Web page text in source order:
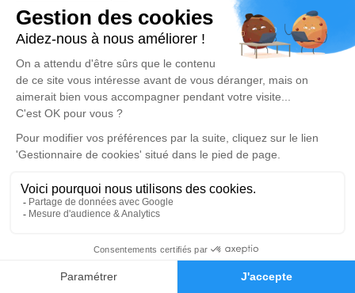
Faire-part Hommages
anecdote ou exprimer vos pensées à travers des
poèmes ou des textes. Cet endroit est un lieu
d'expression dédié à honorer la mémoire de Clara
PROUVE.
Un service de plantation d’arbre hommage est
disponible ici.
Je rends hommage
Crémation
Crématorium de Provence et Parc Mémorial
de Provence d'Aix-en-Provence